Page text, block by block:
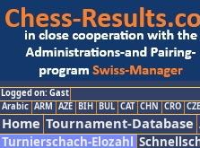
Logged on: Gast
Arabic ARM AZE BIH BUL CAT CHN CRO CZE
Home Tournament-Database
Turnierschach-Elozahl